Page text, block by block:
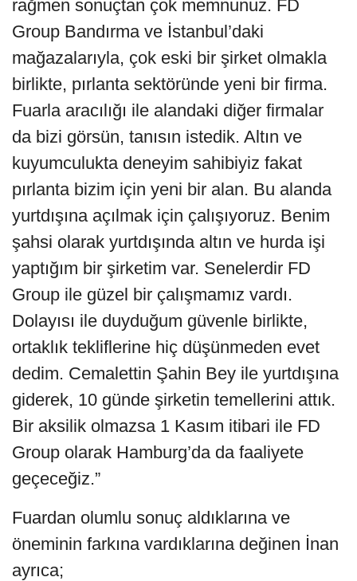
rağmen sonuçtan çok memnunuz. FD
Group Bandırma ve İstanbul’daki
mağazalarıyla, çok eski bir şirket olmakla
birlikte, pırlanta sektöründe yeni bir firma.
Fuarla aracılığı ile alandaki diğer firmalar
da bizi görsün, tanısın istedik. Altın ve
kuyumculukta deneyim sahibiyiz fakat
pırlanta bizim için yeni bir alan. Bu alanda
yurtdışına açılmak için çalışıyoruz. Benim
şahsi olarak yurtdışında altın ve hurda işi
yaptığım bir şirketim var. Senelerdir FD
Group ile güzel bir çalışmamız vardı.
Dolayısı ile duyduğum güvenle birlikte,
ortaklık tekliflerine hiç düşünmeden evet
dedim. Cemalettin Şahin Bey ile yurtdışına
giderek, 10 günde şirketin temellerini attık.
Bir aksilik olmazsa 1 Kasım itibari ile FD
Group olarak Hamburg’da da faaliyete
geçeceğiz.”
Fuardan olumlu sonuç aldıklarına ve
öneminin farkına vardıklarına değinen İnan
ayrıca;